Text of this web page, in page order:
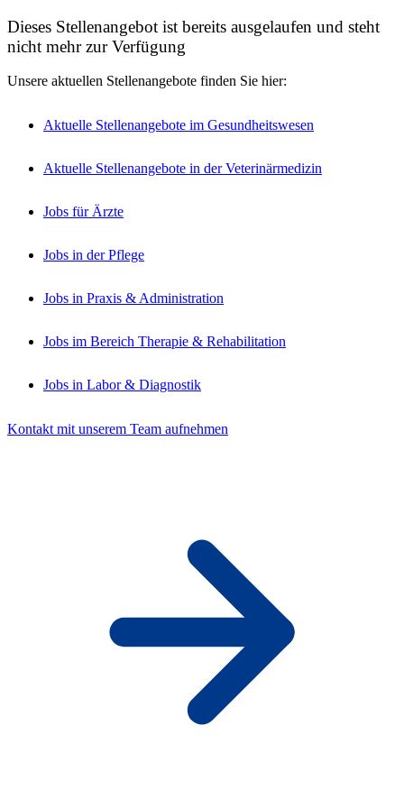
Dieses Stellenangebot ist bereits ausgelaufen und steht
nicht mehr zur Verfügung
Unsere aktuellen Stellenangebote finden Sie hier:
Aktuelle Stellenangebote im Gesundheitswesen
Aktuelle Stellenangebote in der Veterinärmedizin
Jobs für Ärzte
Jobs in der Pflege
Jobs in Praxis & Administration
Jobs im Bereich Therapie & Rehabilitation
Jobs in Labor & Diagnostik
Kontakt mit unserem Team aufnehmen